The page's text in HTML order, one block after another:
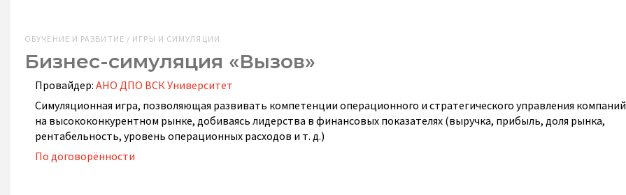
ОБУЧЕНИЕ И РАЗВИТИЕ / ИГРЫ И СИМУЛЯЦИИ
Бизнес-симуляция «Вызов»
Провайдер: АНО ДПО ВСК Университет
Симуляционная игра, позволяющая развивать компетенции операционного и стратегического управления компаний
на высококонкурентном рынке, добиваясь лидерства в финансовых показателях (выручка, прибыль, доля рынка,
рентабельность, уровень операционных расходов и т. д.)
По договорённости